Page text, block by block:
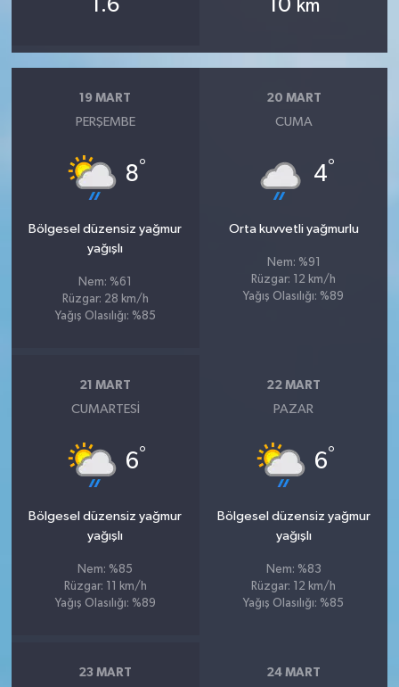
1.6 10 km
19 MART
PERŞEMBE
8°
Bölgesel düzensiz yağmur
yağışlı
Nem: %61
Rüzgar: 28 km/h
Yağış Olasılığı: %85
20 MART
CUMA
4°
Orta kuvvetli yağmurlu
Nem: %91
Rüzgar: 12 km/h
Yağış Olasılığı: %89
21 MART
CUMARTESI
6°
Bölgesel düzensiz yağmur
yağışlı
Nem: %85
Rüzgar: 11 km/h
Yağış Olasılığı: %89
22 MART
PAZAR
6°
Bölgesel düzensiz yağmur
yağışlı
Nem: %83
Rüzgar: 12 km/h
Yağış Olasılığı: %85
23 MART 24 MART